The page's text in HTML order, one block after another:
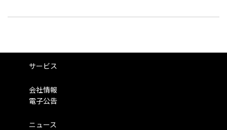
サービス
会社情報
電子公告
ニュース